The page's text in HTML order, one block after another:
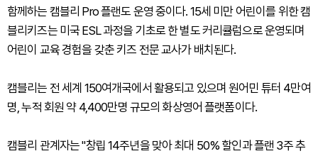
함께하는 캠블리 Pro 플랜도 운영 중이다. 15세 미만 어린이를 위한 캠
블리키즈는 미국 ESL 과정을 기초로 한 별도 커리큘럼으로 운영되며
어린이 교육 경험을 갖춘 키즈 전문 교사가 배치된다.
캠블리는 전 세계 150여개국에서 활용되고 있으며 원어민 튜터 4만여
명, 누적 회원 약 4,400만명 규모의 화상영어 플랫폼이다.
캠블리 관계자는 "창립 14주년을 맞아 최대 50% 할인과 플랜 3주 추